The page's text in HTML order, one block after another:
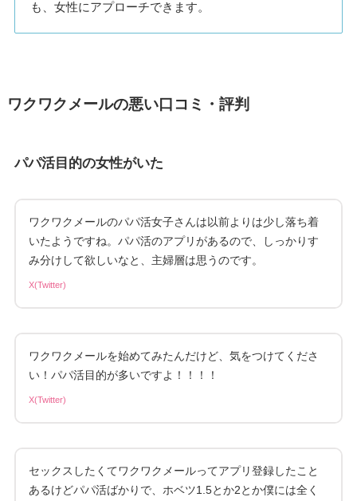
も、女性にアプローチできます。
ワクワクメールの悪い口コミ・評判
パパ活目的の女性がいた
ワクワクメールのパパ活女子さんは以前よりは少し落ち着
いたようですね。パパ活のアプリがあるので、しっかりす
み分けして欲しいなと、主婦層は思うのです。
X(Twitter)
ワクワクメールを始めてみたんだけど、気をつけてくださ
い！パパ活目的が多いですよ！！！！
X(Twitter)
セックスしたくてワクワクメールってアプリ登録したこと
あるけどパパ活ばかりで、ホベツ1.5とか2とか僕には全く